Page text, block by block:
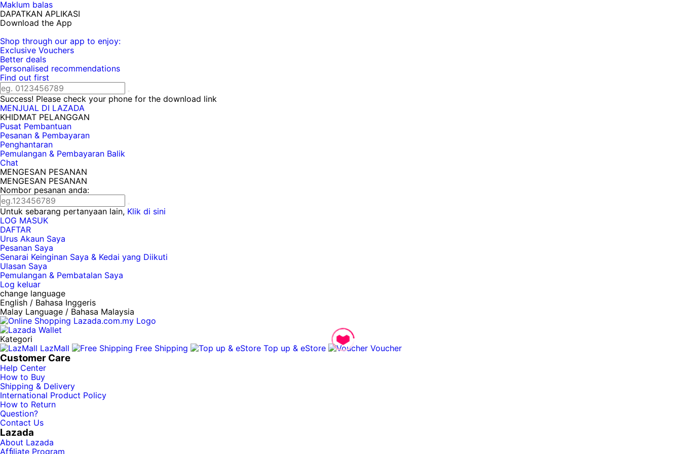
Maklum balas
DAPATKAN APLIKASI
Download the App
Shop through our app to enjoy:
Exclusive Vouchers
Better deals
Personalised recommendations
Find out first
Success! Please check your phone for the download link
MENJUAL DI LAZADA
KHIDMAT PELANGGAN
Pusat Pembantuan
Pesanan & Pembayaran
Penghantaran
Pemulangan & Pembayaran Balik
Chat
MENGESAN PESANAN
MENGESAN PESANAN
Nombor pesanan anda:
Untuk sebarang pertanyaan lain, Klik di sini
LOG MASUK
DAFTAR
Urus Akaun Saya
Pesanan Saya
Senarai Keinginan Saya & Kedai yang Diikuti
Ulasan Saya
Pemulangan & Pembatalan Saya
Log keluar
change language
English / Bahasa Inggeris
Malay Language / Bahasa Malaysia
Kategori
LazMall
Free Shipping Top up & eStore Voucher
Customer Care
Help Center
How to Buy
Shipping & Delivery
International Product Policy
How to Return
Question?
Contact Us
Lazada
About Lazada
Afﬁliate Program